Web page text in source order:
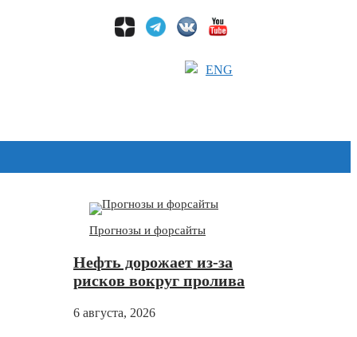
ENG
Прогнозы и форсайты
Нефть дорожает из-за
рисков вокруг пролива
6 августа, 2026